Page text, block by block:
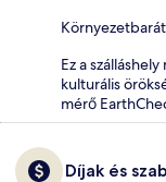
Ez a
kulturális
mérő
Díjak és